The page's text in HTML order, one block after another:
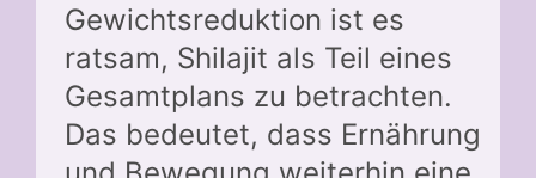
Gewichtsreduktion ist es
ratsam, Shilajit als Teil eines
Gesamtplans zu betrachten.
Das bedeutet, dass Ernährung